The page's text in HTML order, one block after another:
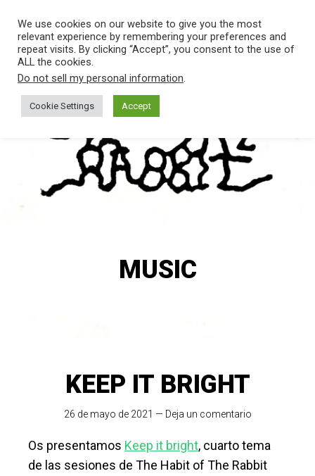
AL
CONTENIDO.
THE
OF THE
RABBIT
de
MUSIC
KEEP IT BRIGHT
26 de mayo de 2021 — Deja un comentario
Os presentamos Keep it bright, cuarto tema
de las sesiones de The Habit of The Rabbit
We use cookies on our website to give you the most
relevant experience by remembering your preferences and
repeat visits. By clicking “Accept”, you consent to the use of
ALL the cookies.
Do not sell my personal information.
Cookie Settings Accept